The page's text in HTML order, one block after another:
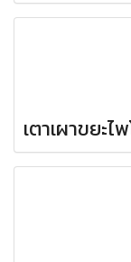
เตาเผาขยะไ